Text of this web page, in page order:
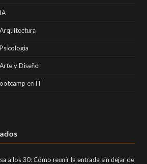
y Diseño
en IT
a los 30: Cómo reunir la entrada sin dejar de